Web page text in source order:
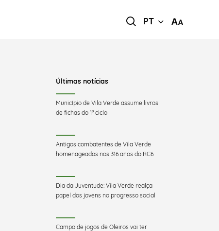
PT
Últimas notícias
Município de Vila Verde assume livros
de fichas do 1º ciclo
Antigos combatentes de Vila Verde
homenageados nos 316 anos do RC6
Dia da Juventude: Vila Verde realça
papel dos jovens no progresso social
Campo de jogos de Oleiros vai ter